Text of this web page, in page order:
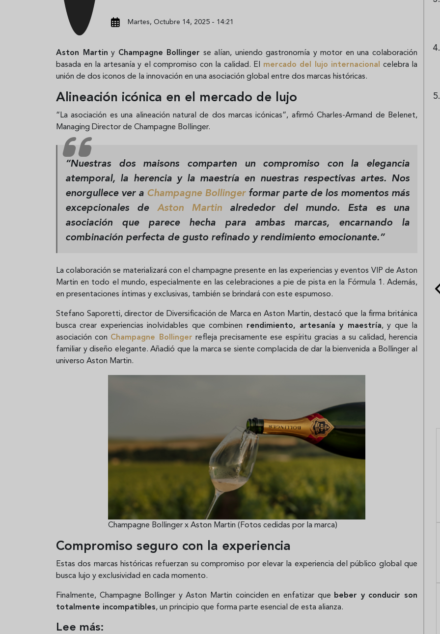
Martes, Octubre 14, 2025 - 14:21
Aston Martin y Champagne Bollinger se alían, uniendo gastronomía y motor en una colaboración
basada en la artesanía y el compromiso con la calidad. El mercado del lujo internacional
celebra la
unión de dos iconos de la innovación en una asociación global entre dos marcas históricas.
Alineación icónica en el mercado de lujo
“La asociación es una alineación natural de dos marcas icónicas”, afirmó Charles-Armand de Belenet,
Managing Director de Champagne Bollinger.
“Nuestras dos maisons comparten un compromiso con la elegancia
atemporal, la herencia y la maestría en nuestras respectivas artes. Nos
enorgullece ver a Champagne Bollingerformar parte de los momentos más
excepcionales de Aston Martin alrededor del mundo. Esta es una
asociación que parece hecha para ambas marcas, encarnando la
combinación perfecta de gusto refinado y rendimiento emocionante.”
La colaboración se materializará con el champagne presente en las experiencias y eventos VIP de Aston
Martin en todo el mundo, especialmente en las celebraciones a pie de pista en la Fórmula 1. Además,
en presentaciones íntimas y exclusivas, también se brindará con este espumoso.
Stefano Saporetti, director de Diversificación de Marca en Aston Martin, destacó que la firma británica
busca crear experiencias inolvidables que combinen rendimiento, artesanía y maestría, y que la
asociación con Champagne Bollinger refleja precisamente ese espíritu gracias a su calidad, herencia
familiar y diseño elegante. Añadió que la marca se siente complacida de dar la bienvenida a Bollinger al
universo Aston Martin.
Champagne Bollinger x Aston Martin (Fotos cedidas por la marca)
Compromiso seguro con la experiencia
Estas dos marcas históricas refuerzan su compromiso por elevar la experiencia del público global que
busca lujo y exclusividad en cada momento.
Finalmente, Champagne Bollinger y Aston Martin coinciden en enfatizar que beber y conducir son
totalmente incompatibles, un principio que forma parte esencial de esta alianza.
Lee más: